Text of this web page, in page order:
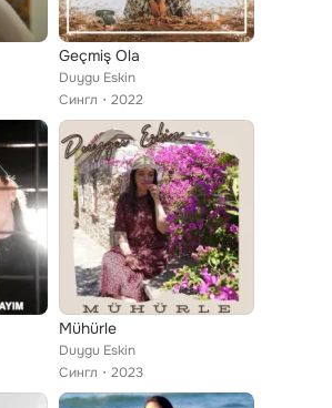
Geçmiş Ola
Duygu Eskin
Сингл
2022
Mühürle
Duygu Eskin
Сингл
2023